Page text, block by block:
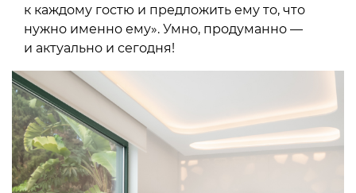
к каждому гостю и предложить ему то, что
нужно именно ему». Умно, продуманно —
и актуально и сегодня!